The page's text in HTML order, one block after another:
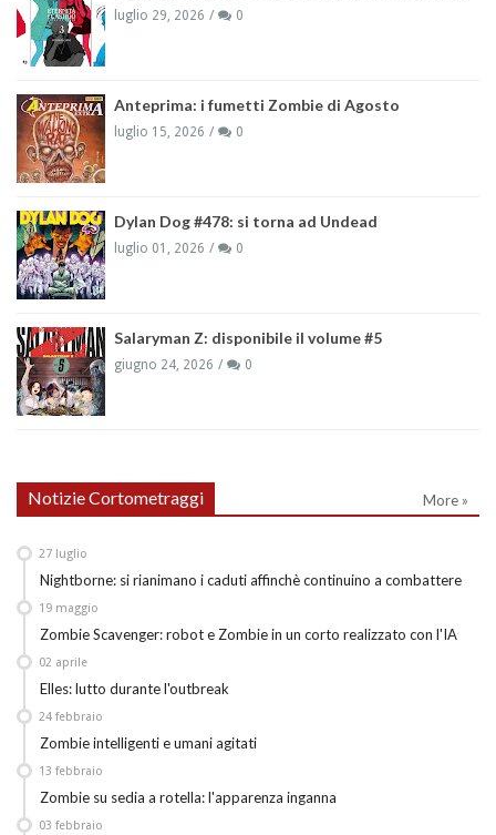
luglio 29, 2026 0
Anteprima: i fumetti Zombie di Agosto
luglio 15, 2026 0
Dylan Dog #478: si torna ad Undead
luglio 01, 2026 0
Salaryman Z: disponibile il volume #5
giugno 24, 2026 0
Notizie Cortometraggi More »
Nightborne: si rianimano i caduti affinchè continuino a combattere
27 luglio
Zombie Scavenger: robot e Zombie in un corto realizzato con l'IA
19 maggio
Elles: lutto durante l'outbreak
02 aprile
Zombie intelligenti e umani agitati
24 febbraio
Zombie su sedia a rotella: l'apparenza inganna
13 febbraio
03 febbraio